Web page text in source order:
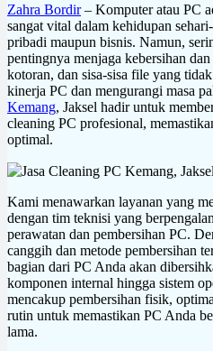
Zahra Bordir– Komputer atau PC
sangat vital dalam kehidupan
pribadi maupun bisnis. Namun,
pentingnya menjaga kebersihan
kotoran, dan sisa-sisa file yang
kinerja PC dan mengurangi masa
Kemang, Jaksel hadir untuk
cleaning PC profesional,
optimal.
Kami menawarkan layanan yang
dengan tim teknisi yang
perawatan dan pembersihan PC.
canggih dan metode pembersihan
bagian dari PC Anda akan
komponen internal hingga sistem
mencakup pembersihan fisik,
rutin untuk memastikan PC Anda
lama.